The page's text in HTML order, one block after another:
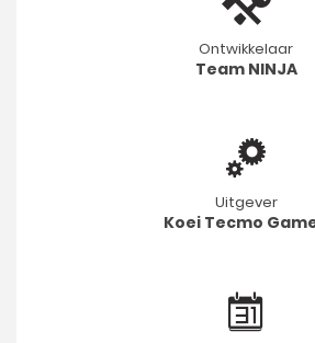
Ontwikkelaar
Team NINJA
Uitgever
Koei Tecmo